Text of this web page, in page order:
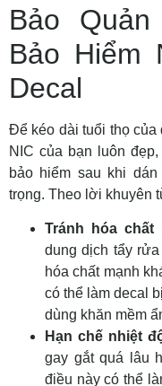
Bảo
Bảo Hiểm
Decal
Để kéo dài tuổi thọ của
NIC của bạn luôn
bảo hiểm sau khi dán
trọng. Theo lời khuyên
Tránh hóa chất
dung dịch tẩy
hóa chất mạnh
có thể làm decal
dùng khăn mềm
Hạn chế nhiệt
gay gắt quá lâu
điều này có thể